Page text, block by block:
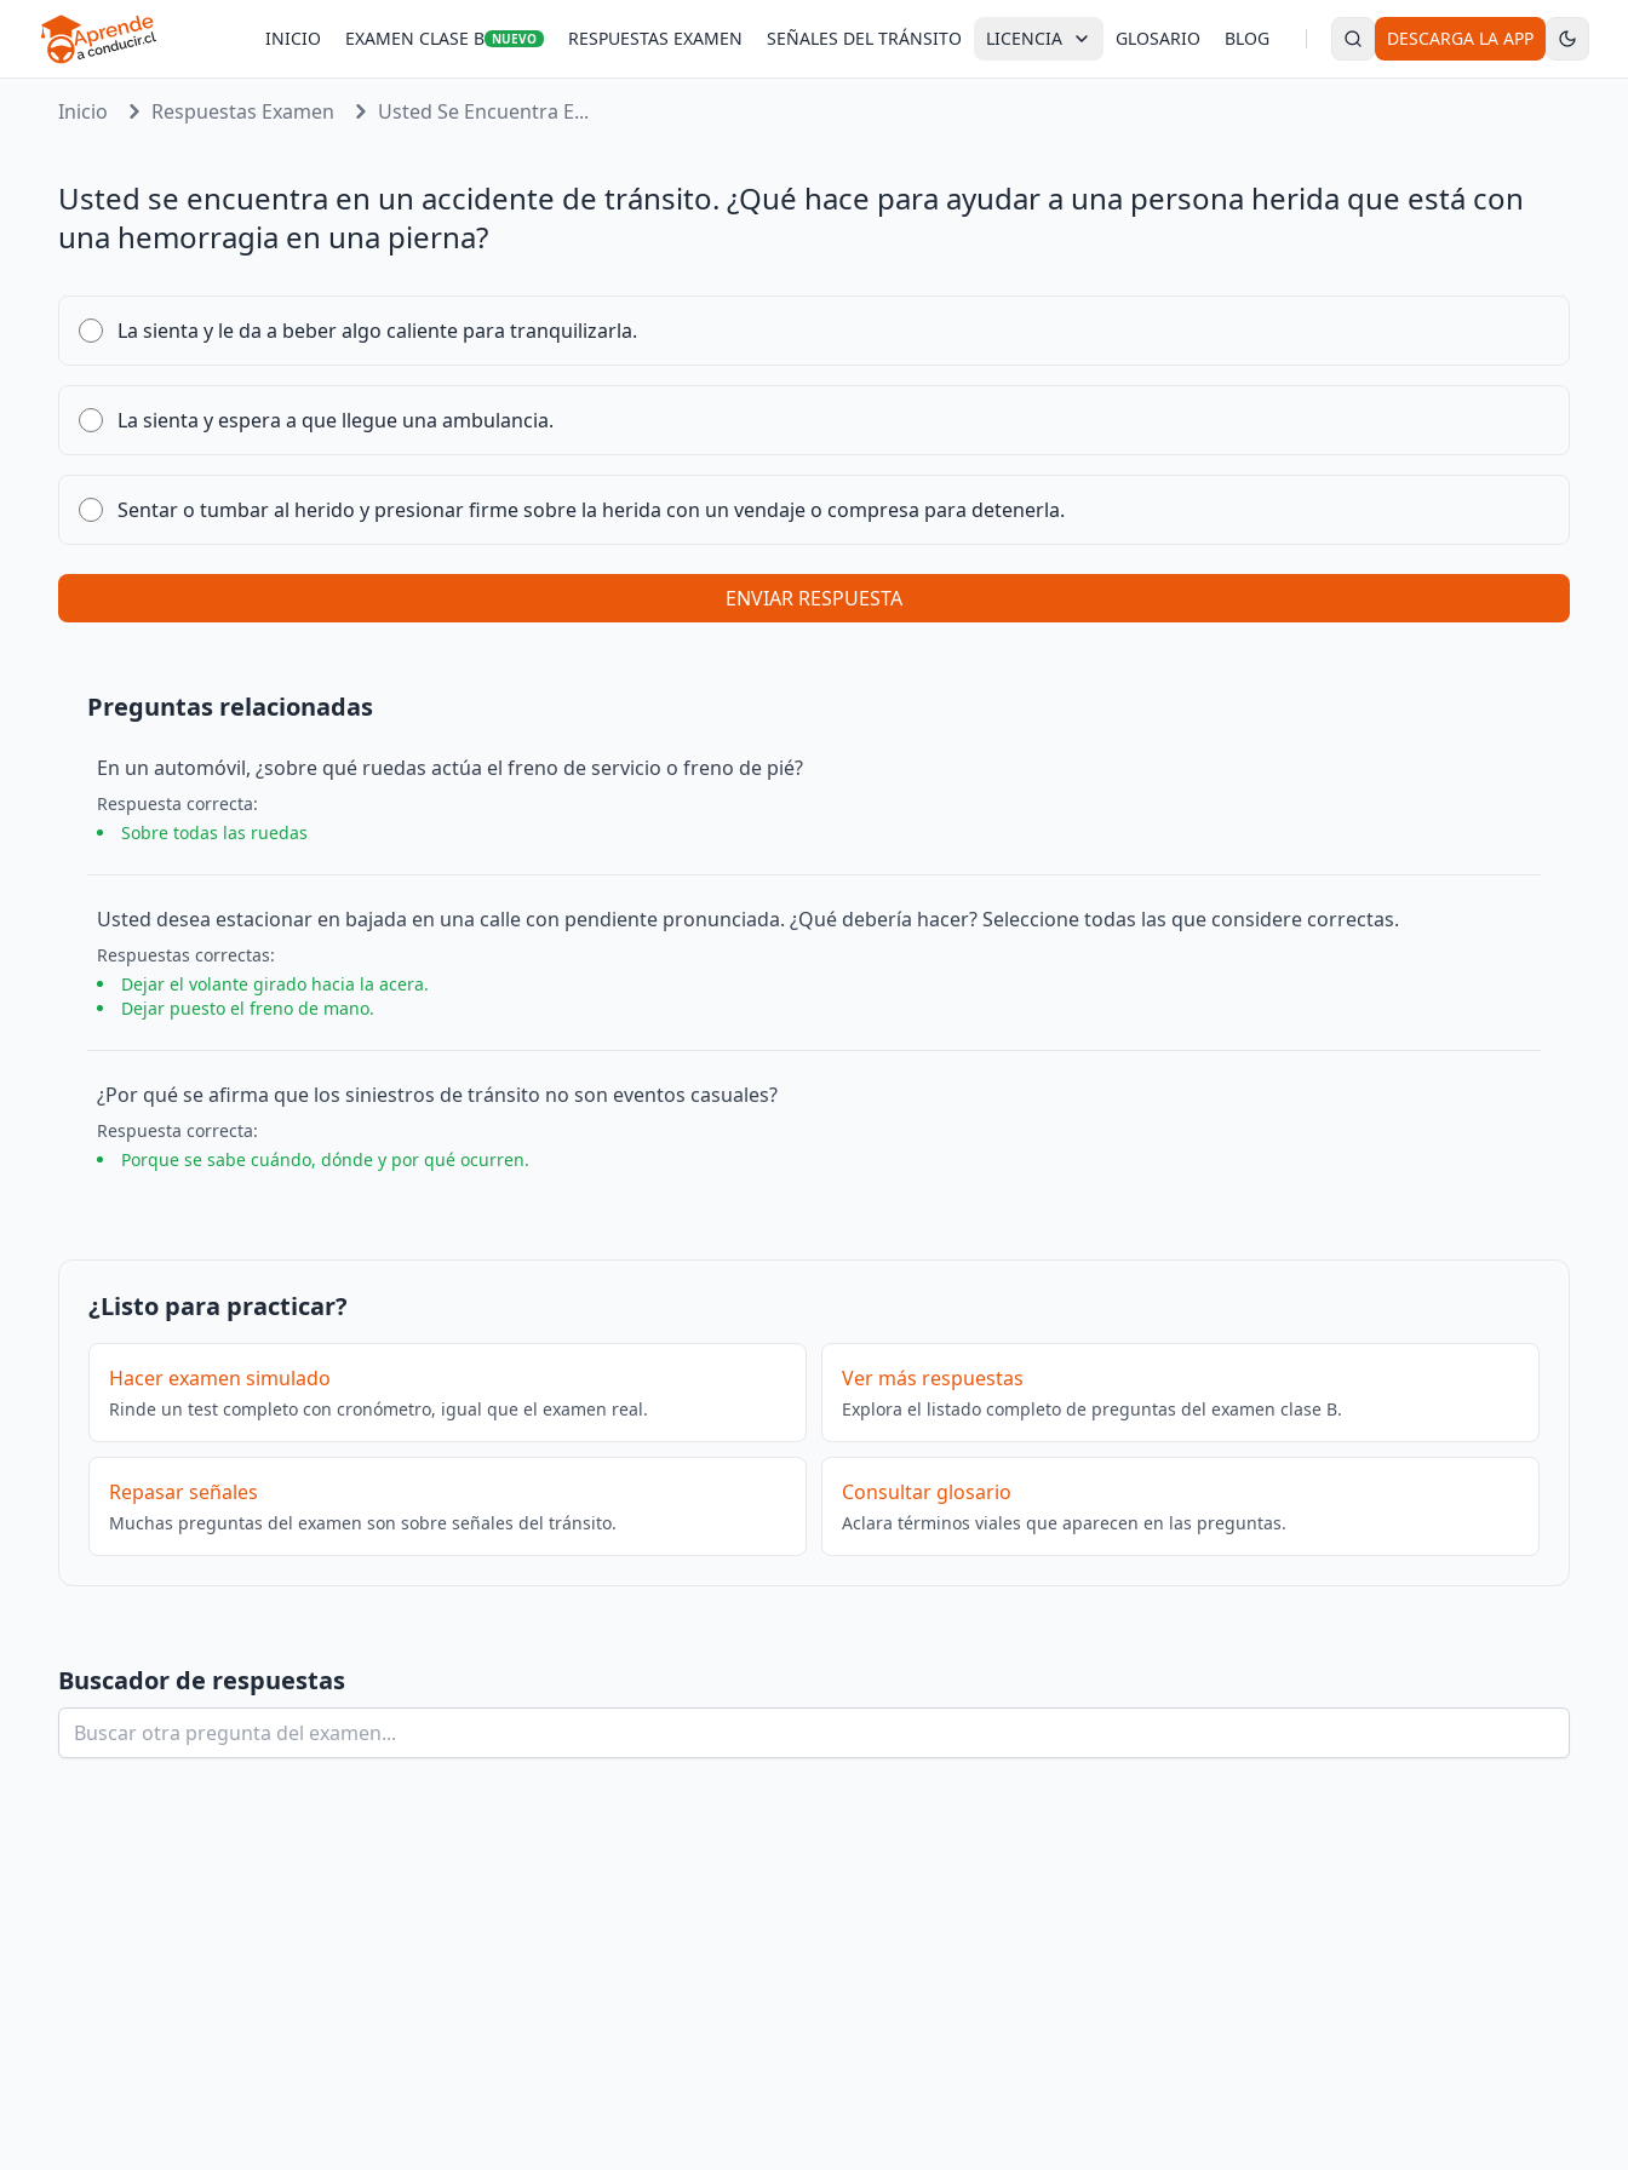
INICIO EXAMEN CLASE B NUEVO RESPUESTAS EXAMEN SEÑALES DEL TRÁNSITO LICENCIA GLOSARIO BLOG DESCARGA LA APP
Inicio Respuestas Examen Usted Se Encuentra E...
Usted se encuentra en un accidente de tránsito. ¿Qué hace para ayudar a una persona herida que está con
una hemorragia en una pierna?
La sienta y le da a beber algo caliente para tranquilizarla.
La sienta y espera a que llegue una ambulancia.
Sentar o tumbar al herido y presionar firme sobre la herida con un vendaje o compresa para detenerla.
ENVIAR RESPUESTA
Preguntas relacionadas
En un automóvil, ¿sobre qué ruedas actúa el freno de servicio o freno de pié?
Respuesta correcta:
Sobre todas las ruedas
Usted desea estacionar en bajada en una calle con pendiente pronunciada. ¿Qué debería hacer? Seleccione todas las que considere correctas.
Respuestas correctas:
Dejar el volante girado hacia la acera.
Dejar puesto el freno de mano.
¿Por qué se afirma que los siniestros de tránsito no son eventos casuales?
Respuesta correcta:
Porque se sabe cuándo, dónde y por qué ocurren.
¿Listo para practicar?
Hacer examen simulado
Rinde un test completo con cronómetro, igual que el examen real.
Ver más respuestas
Explora el listado completo de preguntas del examen clase B.
Repasar señales
Muchas preguntas del examen son sobre señales del tránsito.
Consultar glosario
Aclara términos viales que aparecen en las preguntas.
Buscador de respuestas